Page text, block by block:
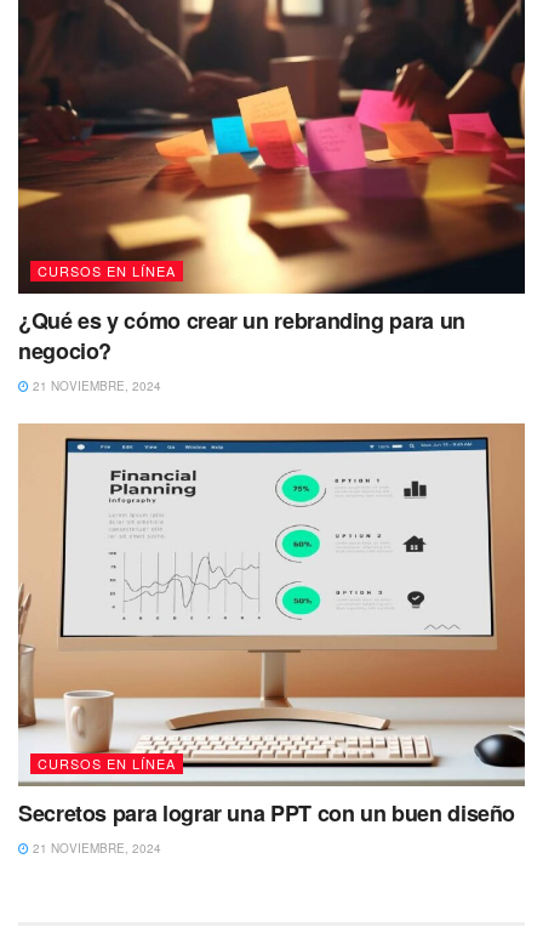
CURSOS EN LÍNEA
¿Qué es y cómo crear un rebranding para un
negocio?
21 NOVIEMBRE, 2024
CURSOS EN LÍNEA
Secretos para lograr una PPT con un buen diseño
21 NOVIEMBRE, 2024